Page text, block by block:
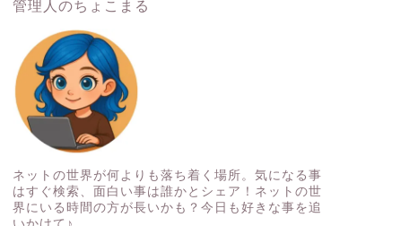
管理人のちょこまる
ネットの世界が何よりも落ち着く場所。気になる事
はすぐ検索、面白い事は誰かとシェア！ネットの世
界にいる時間の方が長いかも？今日も好きな事を追